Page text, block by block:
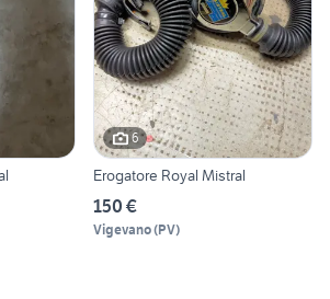
6
Erogatore Royal Mistral
150 €
Vigevano(PV)